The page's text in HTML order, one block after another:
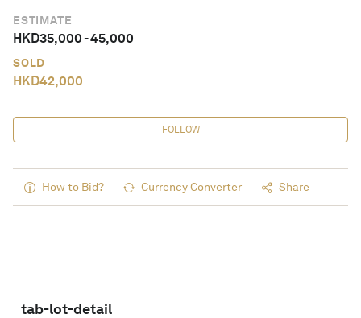
ESTIMATE
HKD35,000-45,000
SOLD
HKD42,000
FOLLOW
How to Bid? Currency Converter Share
tab-lot-detail